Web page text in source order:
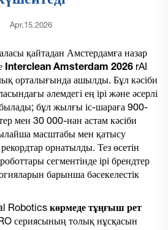
Apr.15.2026
қайтадан Амстердамға назар
Interclean Amsterdam 2026 rAI
орталығында ашылды. Бұл кәсіби
әлемдегі ең ірі және әсерлі
бұл жылғы іс-шараға 900-
мен 30 000-нан астам кәсіби
масштабы мен қатысу
орнатылды. Тез өсетін
сегментінде ірі брендтер
барынша бәсекелестік
Robotics көрмеде тұңғыш рет
сериясының толық нұсқасын